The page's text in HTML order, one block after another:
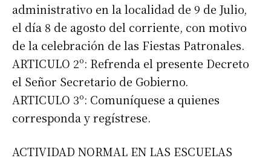
administrativo en la localidad de 9 de Julio,
el día 8 de agosto del corriente, con motivo
de la celebración de las Fiestas Patronales.
ARTICULO 2º: Refrenda el presente Decreto
el Señor Secretario de Gobierno.
ARTICULO 3º: Comuníquese a quienes
corresponda y regístrese.
ACTIVIDAD NORMAL EN LAS ESCUELAS